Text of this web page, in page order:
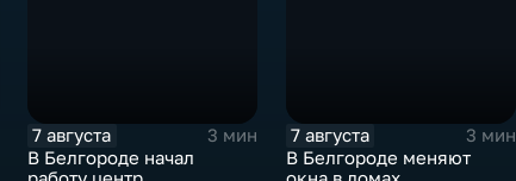
7 августа
3 мин
В Белгороде начал
7 августа
3 мин
В Белгороде меняют